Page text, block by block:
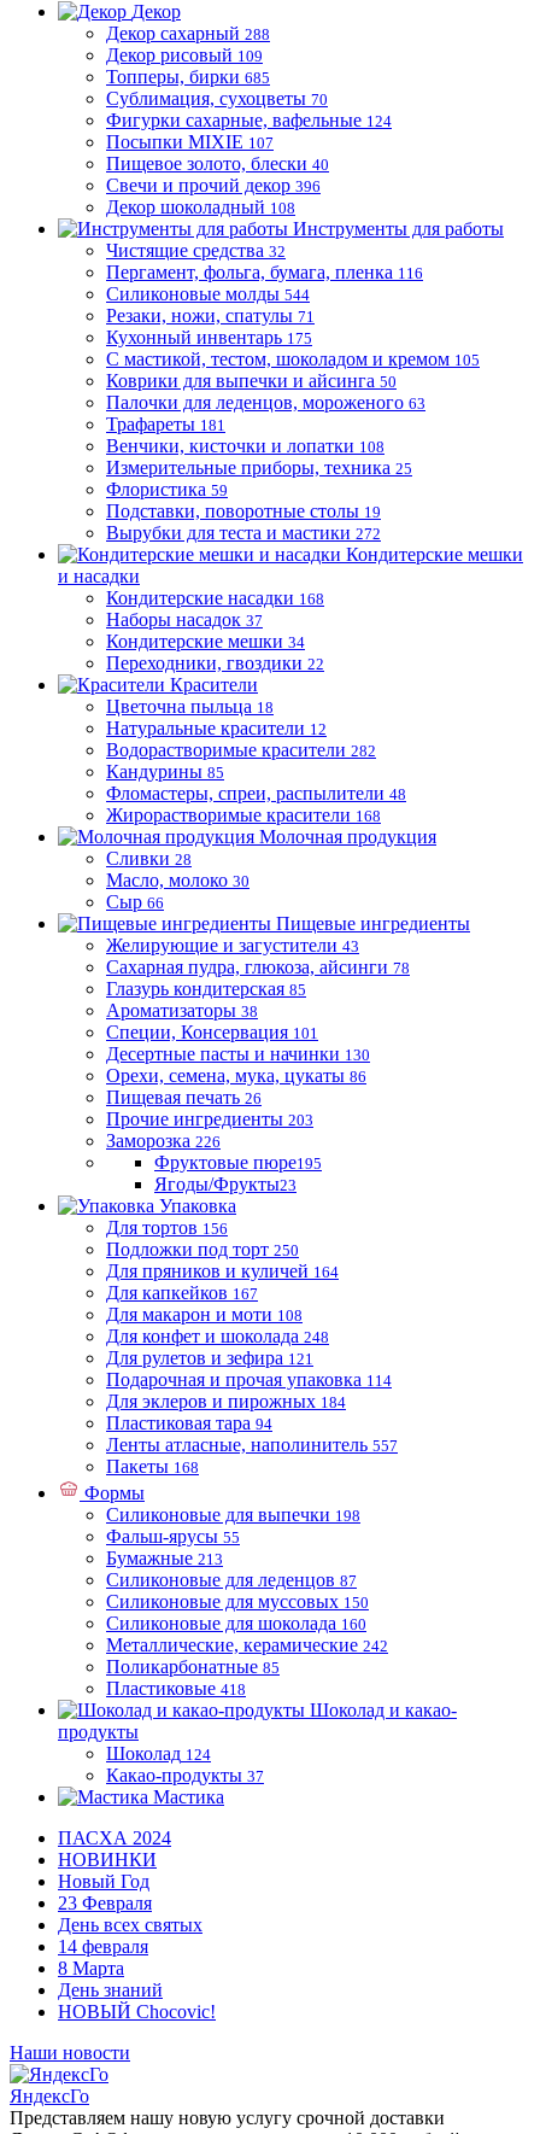
Декор
Декор сахарный 288
Декор рисовый 109
Топперы, бирки 685
Сублимация, сухоцветы 70
Фигурки сахарные, вафельные 124
Посыпки MIXIE 107
Пищевое золото, блески 40
Свечи и прочий декор 396
Декор шоколадный 108
Инструменты для работы
Чистящие средства 32
Пергамент, фольга, бумага, пленка 116
Силиконовые молды 544
Резаки, ножи, спатулы 71
Кухонный инвентарь 175
С мастикой, тестом, шоколадом и кремом 105
Коврики для выпечки и айсинга 50
Палочки для леденцов, мороженого 63
Трафареты 181
Венчики, кисточки и лопатки 108
Измерительные приборы, техника 25
Флористика 59
Подставки, поворотные столы 19
Вырубки для теста и мастики 272
Кондитерские мешки
и насадки
Кондитерские насадки 168
Наборы насадок 37
Кондитерские мешки 34
Переходники, гвоздики 22
Красители
Цветочна пыльца 18
Натуральные красители 12
Водорастворимые красители 282
Кандурины 85
Фломастеры, спреи, распылители 48
Жирорастворимые красители 168
Молочная продукция
Сливки 28
Масло, молоко 30
Сыр 66
Пищевые ингредиенты
Желирующие и загустители 43
Сахарная пудра, глюкоза, айсинги 78
Глазурь кондитерская 85
Ароматизаторы 38
Специи, Консервация 101
Десертные пасты и начинки 130
Орехи, семена, мука, цукаты 86
Пищевая печать 26
Прочие ингредиенты 203
Заморозка 226
Фруктовые пюре195
Ягоды/Фрукты23
Упаковка
Для тортов 156
Подложки под торт 250
Для пряников и куличей 164
Для капкейков 167
Для макарон и моти 108
Для конфет и шоколада 248
Для рулетов и зефира 121
Подарочная и прочая упаковка 114
Для эклеров и пирожных 184
Пластиковая тара 94
Ленты атласные, наполинитель 557
Пакеты 168
Формы
Силиконовые для выпечки 198
Фальш-ярусы 55
Бумажные 213
Силиконовые для леденцов 87
Силиконовые для муссовых 150
Силиконовые для шоколада 160
Металлические, керамические 242
Поликарбонатные 85
Пластиковые 418
Шоколад и какао-
продукты
Шоколад 124
Какао-продукты 37
Мастика
ПАСХА 2024
НОВИНКИ
Новый Год
23 Февраля
День всех святых
14 февраля
8 Марта
День знаний
НОВЫЙ Chocovic!
Наши новости
ЯндексГо
Представляем нашу новую услугу срочной доставки